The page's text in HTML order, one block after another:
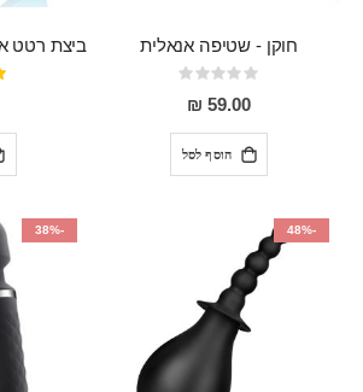
חוקן - שטיפה אנאלית
Rating:
0%
59.00 ₪
הוסף לסל
-48%
-38%